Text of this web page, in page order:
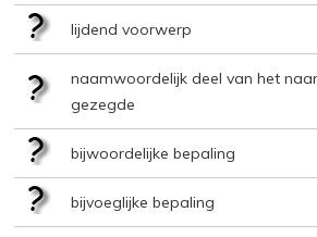
lijdend voorwerp
naamwoordelijk deel van het
gezegde
bijwoordelijke bepaling
bijvoeglijke bepaling